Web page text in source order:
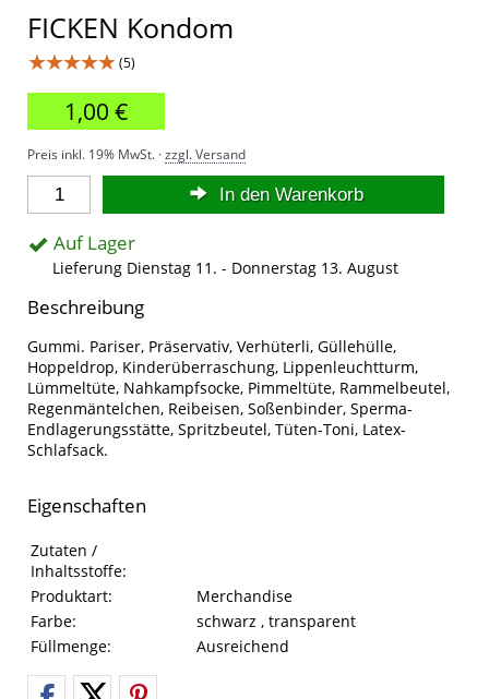
FICKEN Kondom
★★★★★ (5)
1,00 €
Preis inkl. 19% MwSt. ·zzgl. Versand
In den Warenkorb
Auf Lager
Lieferung Dienstag 11. - Donnerstag 13. August
Beschreibung
Gummi. Pariser, Präservativ, Verhüterli, Güllehülle,
Hoppeldrop, Kinderüberraschung, Lippenleuchtturm,
Lümmeltüte, Nahkampfsocke, Pimmeltüte, Rammelbeutel,
Regenmäntelchen, Reibeisen, Soßenbinder, Sperma-
Endlagerungsstätte, Spritzbeutel, Tüten-Toni, Latex-
Schlafsack.
Eigenschaften
Eigenschaften des Produkts
Eigenschaft
Zutaten /
Inhaltsstoffe:
Produktart:
Merchandise
Farbe:
schwarz , transparent
Füllmenge:
Ausreichend